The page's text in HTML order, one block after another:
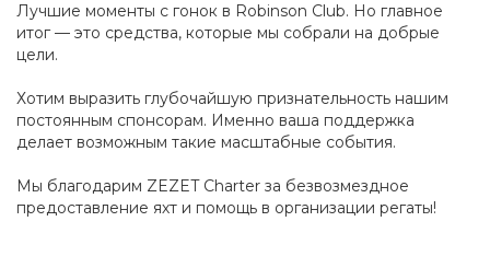
Лучшие моменты с гонок в Robinson Club. Но главное
итог — это средства, которые мы собрали на добрые
цели.
Хотим выразить глубочайшую признательность нашим
постоянным спонсорам. Именно ваша поддержка
делает возможным такие масштабные события.
Мы благодарим ZEZET Charter за безвозмездное
предоставление яхт и помощь в организации регаты!